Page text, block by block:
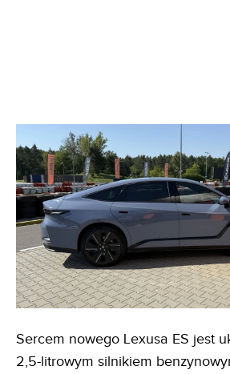
Sercem nowego Lexusa ES jest
2,5-litrowym silnikiem